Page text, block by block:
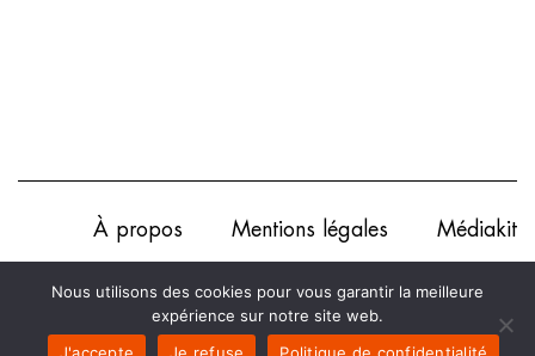
À propos Mentions légales Médiakit
Contact Politique de confidentialité
Nous utilisons des cookies pour vous garantir la meilleure
expérience sur notre site web.
J'accepte
Je refuse Politique de confidentialité